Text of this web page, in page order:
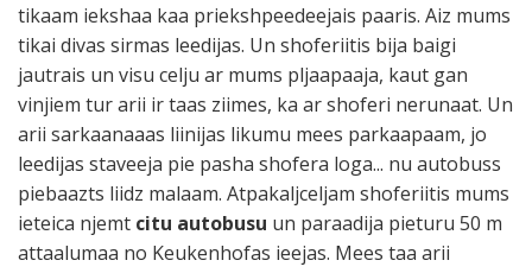
tikaam iekshaa kaa priekshpeedeejais paaris. Aiz mums
tikai divas sirmas leedijas. Un shoferiitis bija baigi
jautrais un visu celju ar mums pljaapaaja, kaut gan
vinjiem tur arii ir taas ziimes, ka ar shoferi nerunaat. Un
arii sarkaanaaas liinijas likumu mees parkaapaam, jo
leedijas staveeja pie pasha shofera loga... nu autobuss
piebaazts liidz malaam. Atpakaljceljam shoferiitis mums
ieteica njemt citu autobusu un paraadija pieturu 50 m
attaalumaa no Keukenhofas ieejas. Mees taa arii